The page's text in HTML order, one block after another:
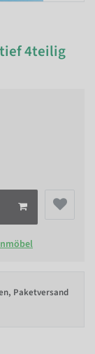
4teilig
, Paketversand